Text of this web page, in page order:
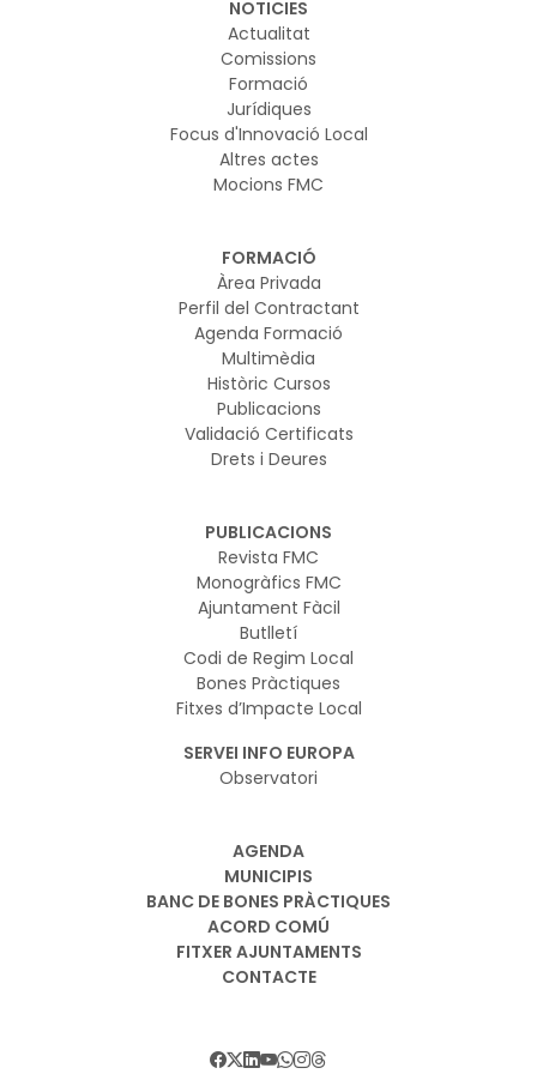
NOTICIES
Actualitat
Comissions
Formació
Jurídiques
Focus d'Innovació Local
Altres actes
Mocions FMC
FORMACIÓ
Àrea Privada
Perfil del Contractant
Agenda Formació
Multimèdia
Històric Cursos
Publicacions
Validació Certificats
Drets i Deures
PUBLICACIONS
Revista FMC
Monogràfics FMC
Ajuntament Fàcil
Butlletí
Codi de Regim Local
Bones Pràctiques
Fitxes d’Impacte Local
SERVEI INFO EUROPA
Observatori
AGENDA
MUNICIPIS
BANC DE BONES PRÀCTIQUES
ACORD COMÚ
FITXER AJUNTAMENTS
CONTACTE